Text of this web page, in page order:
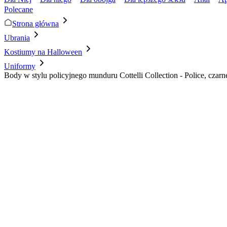
Polecane
Strona główna
Ubrania
Kostiumy na Halloween
Uniformy
Body w stylu policyjnego munduru Cottelli Collection - Police,